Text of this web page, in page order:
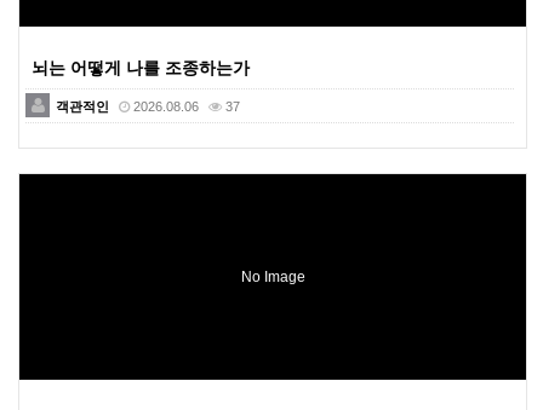
뇌는 어떻게 나를 조종하는가
객관적인 2026.08.06 37
No Image